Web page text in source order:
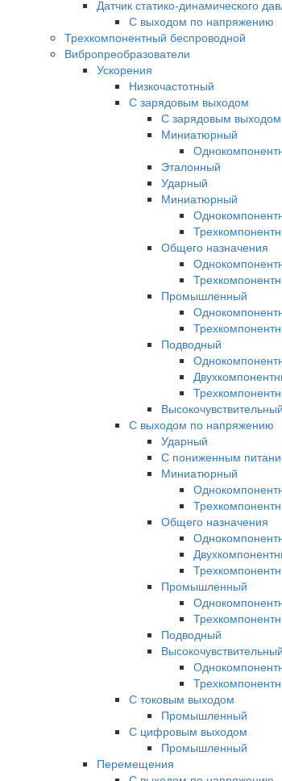
Датчик статико-динамического
С выходом по напряжению
Трехкомпонентный беспроводной
Вибропреобразователи
Ускорения
Низкочастотный
С зарядовым выходом
С зарядовым выходом
Миниатюрный
Эталонный
Ударный
Миниатюрный
Общего назначения
Промышленный
Подводный
Высокочувствительный
С выходом по напряжению
Ударный
С пониженным
Миниатюрный
Общего назначения
Промышленный
Подводный
Высокочувствительный
С токовым выходом
Промышленный
С цифровым выходом
Промышленный
Перемещения